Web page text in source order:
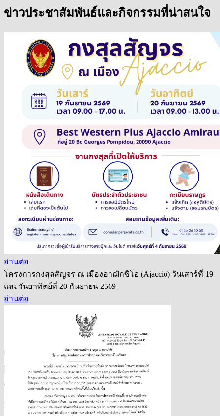
ข่าวประชาสัมพันธ์และกิจกรรมที่น่าสนใจ
อ่านต่อ
โครงการกงสุลสัญจร ณ เมืองอาฌักซิโอ (Ajaccio) วันเสาร์ที่ 19
และวันอาทิตย์ที่ 20 กันยายน 2569
อ่านต่อ